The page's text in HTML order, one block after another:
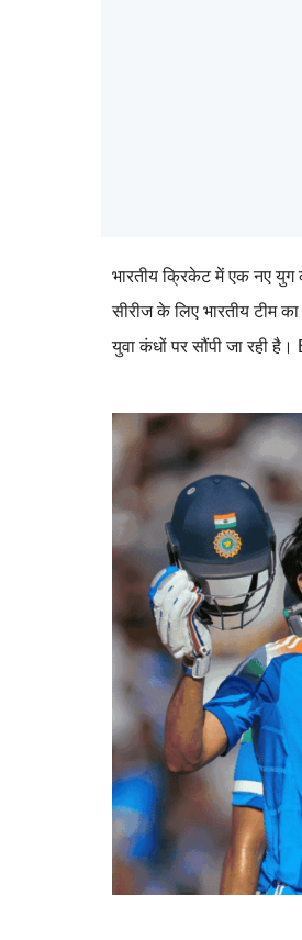
भारतीय क्रिकेट में एक नए
सीरीज के लिए भारतीय टीम
युवा कंधों पर सौंपी जा रही है।